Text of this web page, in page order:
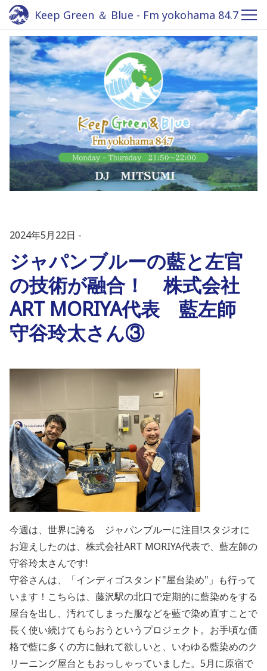
Keep Green ＆ Blue - Fm yokohama 84.7
2024年5月22日
ジャパンブルーの藍と左官
の技術が融合！ 株式会社
ART MORIYA代表 藍左師
守谷玲太さん③
今週は、世界に誇る ジャパンブルーに注目!スタジオに
お迎えしたのは、株式会社ART MORIYA代表で、藍左師の
守谷玲太さんです!
守谷さんは、「インディゴスタンド"屋台染め"」も行って
います！こちらは、藤沢駅の北口で定期的に藍染めをする
屋台を出し、汚れてしまった服などを藍で染め直すことで
長く使い続けてもらおうというプロジェクト。お手頃な価
格で藍に多くの方に触れて欲しいと、いわゆる藍染めのク
リーニング屋台ともおっしゃっていました。5月に原宿で